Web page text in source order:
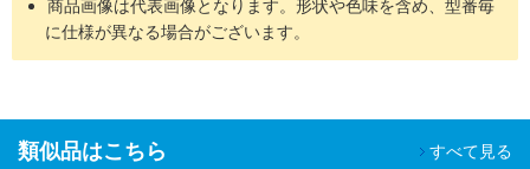
商品画像は代表画像となります。形状や色味を含め、型番毎
に仕様が異なる場合がございます。
類似品はこちら すべて見る